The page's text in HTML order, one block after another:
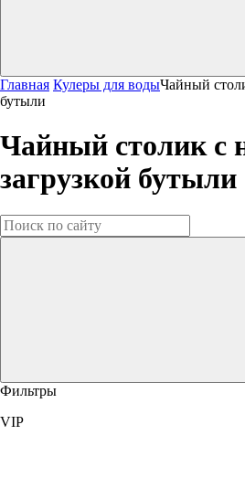
Главная Кулеры для водыЧайный
бутыли
Чайный столик с
загрузкой бутыли
Фильтры
VIP